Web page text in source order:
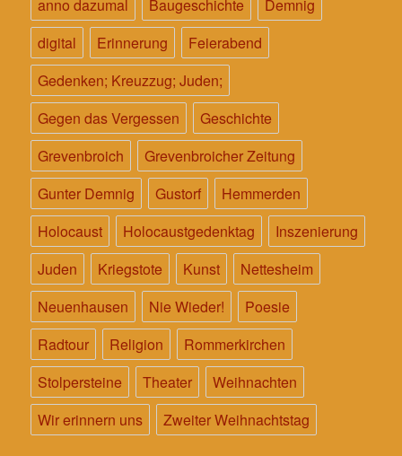
anno dazumal Baugeschichte
Demnig
digital
Erinnerung
Feierabend
Gedenken; Kreuzzug; Juden;
Gegen das Vergessen
Geschichte
Grevenbroich
Grevenbroicher Zeitung
Gunter Demnig
Gustorf
Hemmerden
Holocaust
Holocaustgedenktag
Inszenierung
Juden
Kriegstote Kunst
Nettesheim
Neuenhausen
Nie Wieder!
Poesie
Radtour
Religion
Rommerkirchen
Stolpersteine
Theater
Weihnachten
Wir erinnern uns
Zweiter Weihnachtstag